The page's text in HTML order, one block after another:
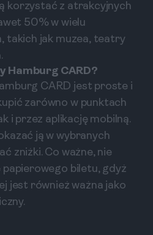
korzystać z atrakcyjnych
50% w wielu
takich jak muzea, teatry
Hamburg CARD?
CARD jest proste i
zarówno w punktach
i przez aplikację mobilną.
ją w wybranych
zniżki. Co ważne, nie
biletu, gdyż
jest również ważna jako